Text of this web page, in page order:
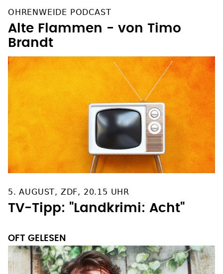
OHRENWEIDE PODCAST
Alte Flammen - von Timo
Brandt
5. AUGUST, ZDF, 20.15 UHR
TV-Tipp: "Landkrimi: Acht"
OFT GELESEN